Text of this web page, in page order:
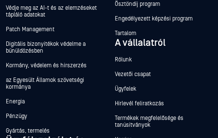
Védje meg az AI-t és az elemzéseket
tápláló adatokat
Patch Management
Digitális bizonyítékok védelme a
bűnüldözésben
Kormány, védelem és hírszerzés
az Egyesült Államok szövetségi
kormánya
Energia
Pénzügy
Gyártás, termelés
Ösztöndíj program
Engedélyezett képzési program
Tartalom
A vállalatról
Rólunk
Vezetői csapat
Ügyfelek
Hírlevél feliratkozás
Termékek megfelelősége és
tanúsítványok